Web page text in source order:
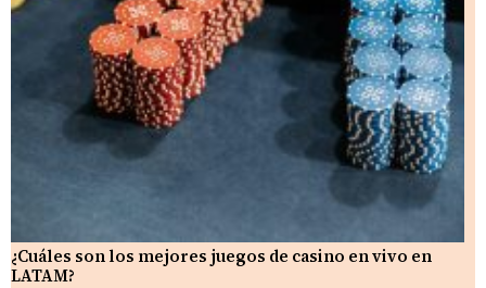
¿Cuáles son los mejores juegos de casino en vivo en
LATAM?